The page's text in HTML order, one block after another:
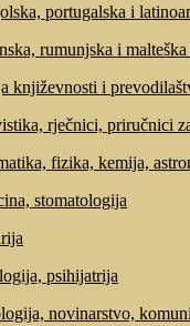
portugalska i
rumunjska i
književnosti i
rječnici, priručnici
fizika, kemija,
stomatologija
psihijatrija
novinarstvo,